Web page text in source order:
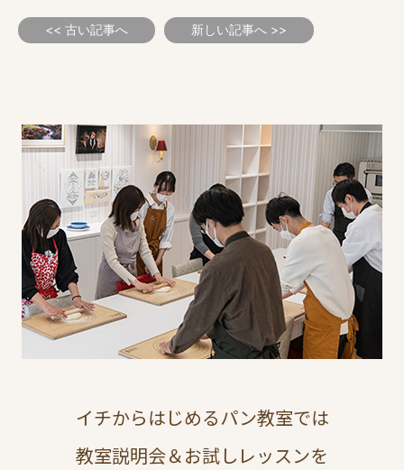
<< 古い記事へ 新しい記事へ >>
イチからはじめるパン教室では
教室説明会＆お試しレッスンを